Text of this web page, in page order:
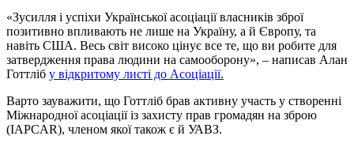
«Зусилля і успіхи Української асоціації власників зброї
позитивно впливають не лише на Україну, а й Європу, та
навіть США. Весь світ високо цінує все те, що ви робите для
затвердження права людини на самооборону», – написав Алан
Готтліб у відкритому листі до Асоціації.
Варто зауважити, що Готтліб брав активну участь у створенні
Міжнародної асоціації із захисту прав громадян на зброю
(IAPCAR), членом якої також є й УАВЗ.